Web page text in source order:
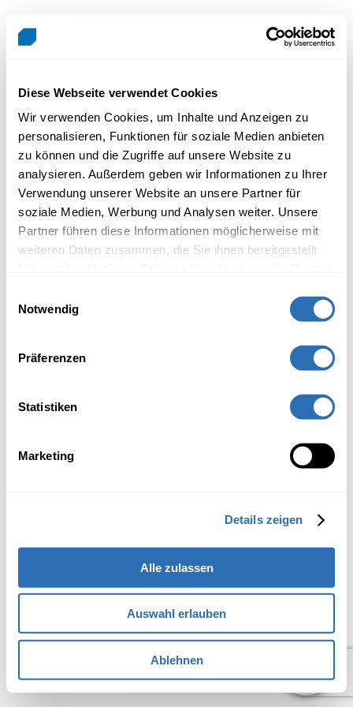
Diese Webseite verwendet Cookies
Wir verwenden Cookies, um Inhalte und Anzeigen zu
personalisieren, Funktionen für soziale Medien anbieten
zu können und die Zugriffe auf unsere Website zu
analysieren. Außerdem geben wir Informationen zu Ihrer
Verwendung unserer Website an unsere Partner für
soziale Medien, Werbung und Analysen weiter. Unsere
Partner führen diese Informationen möglicherweise mit
weiteren Daten zusammen, die Sie ihnen bereitgestellt
Notwendig
Präferenzen
Statistiken
Marketing
Details zeigen
Alle zulassen
Auswahl erlauben
Ablehnen